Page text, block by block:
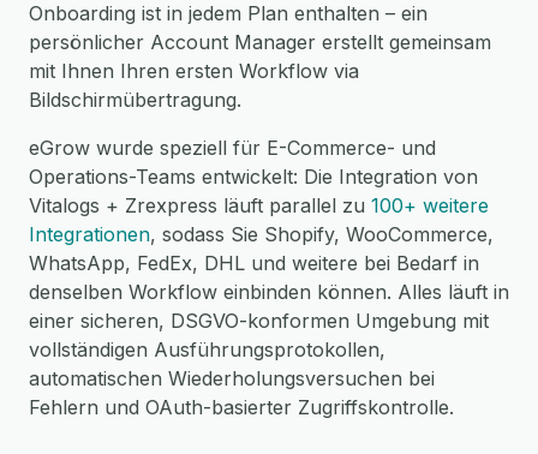
Onboarding ist in jedem Plan enthalten – ein
persönlicher Account Manager erstellt gemeinsam
mit Ihnen Ihren ersten Workflow via
Bildschirmübertragung.
eGrow wurde speziell für E-Commerce- und
Operations-Teams entwickelt: Die Integration von
Vitalogs + Zrexpress läuft parallel zu 100+ weitere
Integrationen, sodass Sie Shopify, WooCommerce,
WhatsApp, FedEx, DHL und weitere bei Bedarf in
denselben Workflow einbinden können. Alles läuft in
einer sicheren, DSGVO-konformen Umgebung mit
vollständigen Ausführungsprotokollen,
automatischen Wiederholungsversuchen bei
Fehlern und OAuth-basierter Zugriffskontrolle.